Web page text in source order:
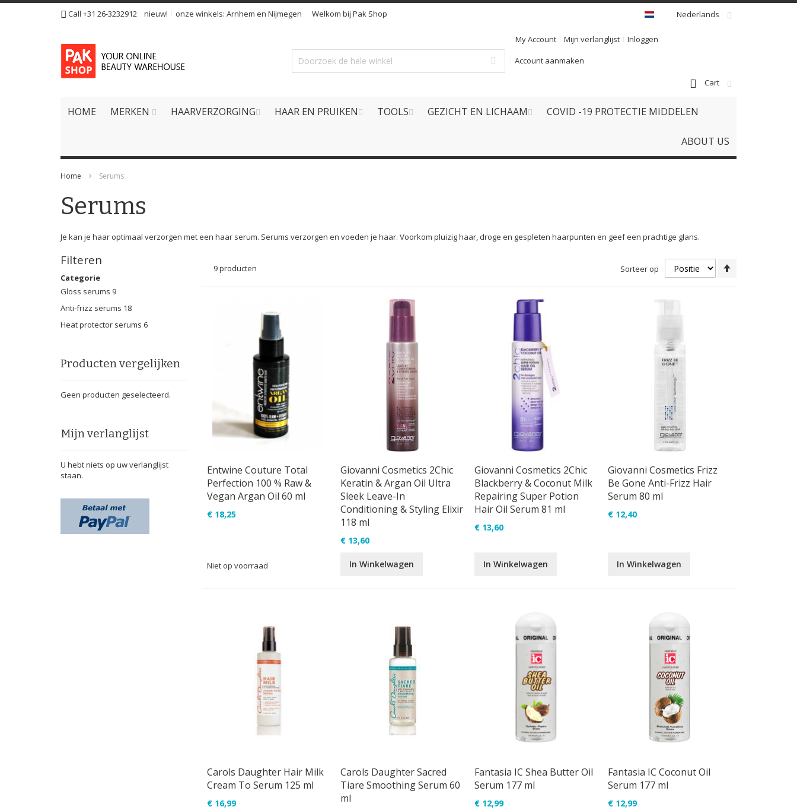
Ga
de
inhoud
Call +31 26-3232912 nieuw! onze winkels: Arnhem en Nijmegen Welkom bij Pak Shop Nederlands
My Account Mijn verlanglijst
Inloggen
Account aanmaken
Cart
HOME MERKEN HAARVERZORGING HAAR EN PRUIKEN TOOLS GEZICHT EN LICHAAM COVID -19 PROTECTIE MIDDELEN
ABOUT US
Home Serums
Serums
Je kan je haar optimaal verzorgen met een haar serum. Serums verzorgen en voeden je haar. Voorkom pluizig haar, droge en gespleten haarpunten en geef een prachtige glans.
9producten Sorteer op
Entwine Couture Total
Perfection 100 % Raw &
Vegan Argan Oil 60 ml
€ 18,25
Niet op voorraad
Giovanni Cosmetics 2Chic
Keratin & Argan Oil Ultra
Sleek Leave-In
Conditioning & Styling Elixir
118 ml
€ 13,60
In Winkelwagen
Giovanni Cosmetics 2Chic
Blackberry & Coconut Milk
Repairing Super Potion
Hair Oil Serum 81 ml
€ 13,60
In Winkelwagen
Giovanni Cosmetics Frizz
Be Gone Anti-Frizz Hair
Serum 80 ml
€ 12,40
In Winkelwagen
Carols Daughter Hair Milk
Cream To Serum 125 ml
€ 16,99
Carols Daughter Sacred
Tiare Smoothing Serum 60
ml
Fantasia IC Shea Butter Oil
Serum 177 ml
€ 12,99
Fantasia IC Coconut Oil
Serum 177 ml
€ 12,99
Filteren
Categorie
Gloss serums 9
Anti-frizz serums 18
Heat protector serums 6
Producten vergelijken
Geen producten geselecteerd.
Mijn verlanglijst
U hebt niets op uw verlanglijst
staan.